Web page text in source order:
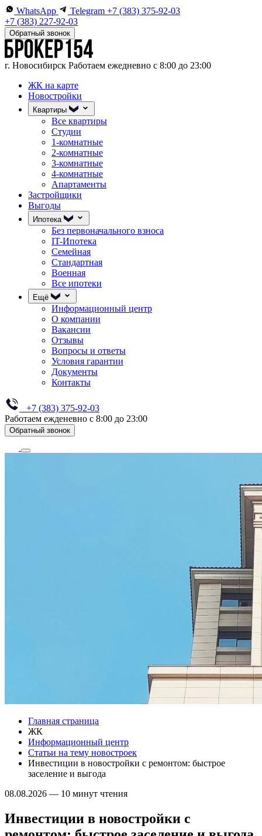
WhatsApp Telegram +7 (383) 375-92-03
+7 (383) 227-92-03
Обратный звонок
г. Новосибирск Работаем ежедневно с 8:00 до 23:00
ЖК на карте
Новостройки
Квартиры
Все квартиры
Студии
1-комнатные
2-комнатные
3-комнатные
4-комнатные
Апартаменты
Застройщики
Выгоды
Ипотека
Без первоначального взноса
IT-Ипотека
Семейная
Стандартная
Военная
Все ипотеки
Ещё
Информационный центр
О компании
Вакансии
Отзывы
Вопросы и ответы
Условия гарантии
Документы
Контакты
+7 (383) 375-92-03
Работаем ежденевно с 8:00 до 23:00
Обратный звонок
Главная страница
ЖК
Информационный центр
Статьи на тему новостроек
Инвестиции в новостройки с ремонтом: быстрое
заселение и выгода
08.08.2026 — 10 минут чтения
Инвестиции в новостройки с